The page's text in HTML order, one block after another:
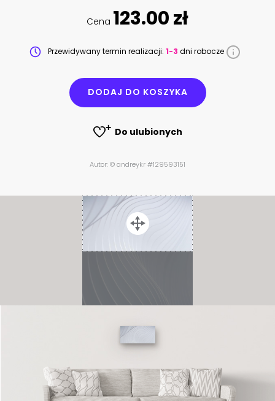
Cena 123.00 zł
Przewidywany termin realizacji: 1-3 dni robocze
DODAJ DO KOSZYKA
Do ulubionych
Autor: © andreykr #129593151